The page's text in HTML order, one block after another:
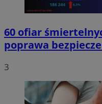
60 ofiar
poprawa
3